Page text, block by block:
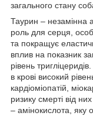
загального стану
Таурин – незамінна
роль для серця,
та покращує
вплив на показник
рівень
в крові високий
кардіоміопатій,
ризику смерті від
– амінокислота, яку